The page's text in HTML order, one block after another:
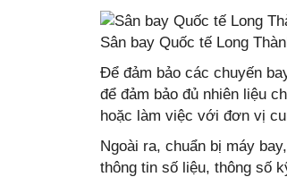
Sân bay Quốc tế Long
Để đảm bảo các chuyến
để đảm bảo đủ nhiên liệu
hoặc làm việc với đơn vị
Ngoài ra, chuẩn bị máy
thông tin số liệu, thông số